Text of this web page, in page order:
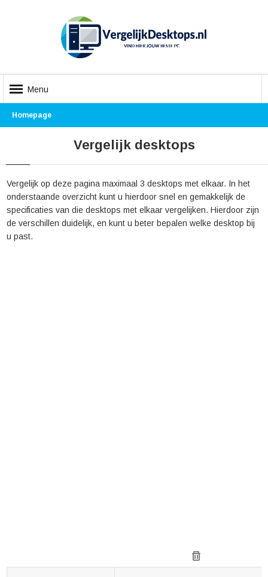
Menu
Homepage
Vergelijk desktops
Vergelijk op deze pagina maximaal 3 desktops met elkaar. In het
onderstaande overzicht kunt u hierdoor snel en gemakkelijk de
specificaties van die desktops met elkaar vergelijken. Hierdoor zijn
de verschillen duidelijk, en kunt u beter bepalen welke desktop bij
u past.